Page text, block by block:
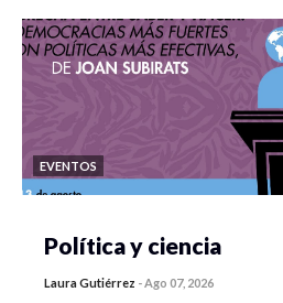
EVENTOS
Política y ciencia
Laura Gutiérrez -Ago 07, 2026